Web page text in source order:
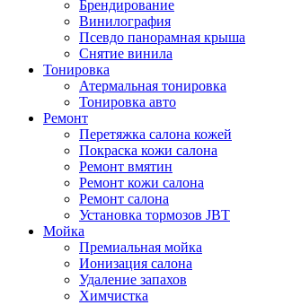
Брендирование
Винилография
Псевдо панорамная крыша
Снятие винила
Тонировка
Атермальная тонировка
Тонировка авто
Ремонт
Перетяжка салона кожей
Покраска кожи салона
Ремонт вмятин
Ремонт кожи салона
Ремонт салона
Установка тормозов JBT
Мойка
Премиальная мойка
Ионизация салона
Удаление запахов
Химчистка